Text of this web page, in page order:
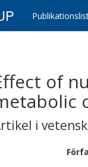
of
i